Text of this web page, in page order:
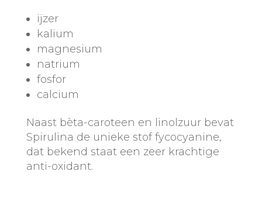
ijzer
kalium
magnesium
natrium
fosfor
calcium
Naast bèta-caroteen en linolzuur bevat
Spirulina de unieke stof fycocyanine,
dat bekend staat een zeer krachtige
anti-oxidant.